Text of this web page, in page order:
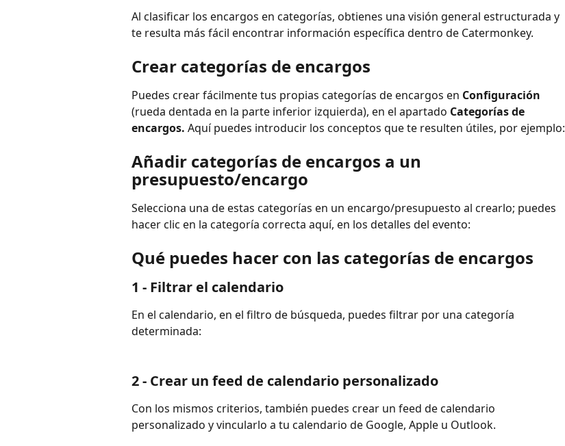
Al clasificar los encargos en categorías, obtienes una visión general estructurada y
te resulta más fácil encontrar información específica dentro de Catermonkey.
Crear categorías de encargos
Puedes crear fácilmente tus propias categorías de encargos en Configuración
(rueda dentada en la parte inferior izquierda), en el apartado Categorías de
encargos. Aquí puedes introducir los conceptos que te resulten útiles, por ejemplo:
Añadir categorías de encargos a un
presupuesto/encargo
Selecciona una de estas categorías en un encargo/presupuesto al crearlo; puedes
hacer clic en la categoría correcta aquí, en los detalles del evento:
Qué puedes hacer con las categorías de encargos
1 - Filtrar el calendario
En el calendario, en el filtro de búsqueda, puedes filtrar por una categoría
determinada:
2 - Crear un feed de calendario personalizado
Con los mismos criterios, también puedes crear un feed de calendario
personalizado y vincularlo a tu calendario de Google, Apple u Outlook.